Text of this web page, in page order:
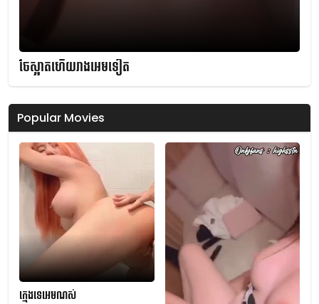
ចែស្អាតហើយរាងអេមទៀត
Popular Movies
ក្មេងទេអេមណស់